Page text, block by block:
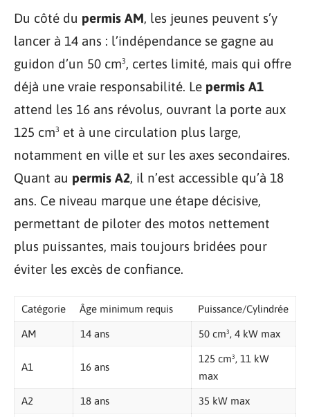
Du côté du permis AM, les jeunes peuvent s’y
lancer à 14 ans : l’indépendance se gagne au
guidon d’un 50 cm³, certes limité, mais qui offre
déjà une vraie responsabilité. Le permis A1
attend les 16 ans révolus, ouvrant la porte aux
125 cm³ et à une circulation plus large,
notamment en ville et sur les axes secondaires.
Quant au permis A2, il n’est accessible qu’à 18
ans. Ce niveau marque une étape décisive,
permettant de piloter des motos nettement
plus puissantes, mais toujours bridées pour
éviter les excès de confiance.
Catégorie Âge minimum requis Puissance/Cylindrée
AM 14 ans 50 cm³, 4 kW max
A1 16 ans
125 cm³, 11 kW
max
A2 18 ans 35 kW max